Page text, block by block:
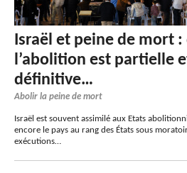
Israël et peine de mort :
l’abolition est partielle
définitive…
Abolir la peine de mort
Israël est souvent assimilé aux Etats
encore le pays au rang des États sous
exécutions…